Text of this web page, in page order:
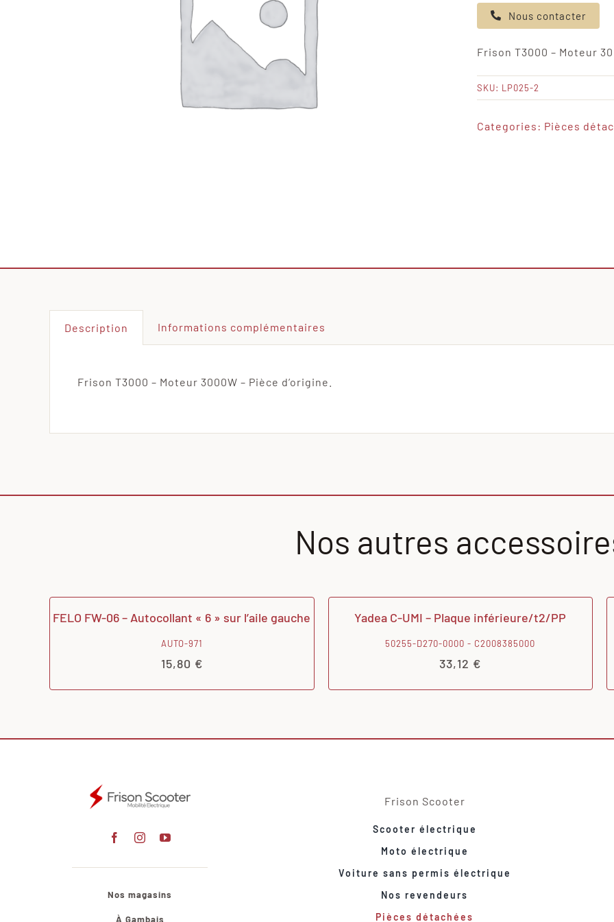
Frison
-
Moteur
3000W
Nous contacter
Frison T3000 – Moteur
SKU: LP025-2
Categories: Pièces
Description Informations complémentaires
Frison T3000 – Moteur 3000W – Pièce d’origine.
Nos autres
FELO FW-06 – Autocollant « 6 » sur l’aile gauche
AUTO-971
15,80 €
Yadea C-UMI – Plaque inférieure/t2/PP
50255-D270-0000 - C2008385000
33,12 €
Nos magasins
À Gambais
Frison Scooter
Scooter électrique
Moto électrique
Voiture sans permis électrique
Nos revendeurs
Pièces détachées